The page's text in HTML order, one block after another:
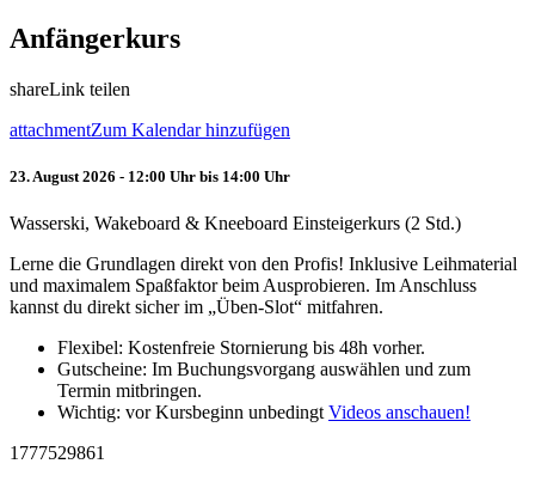
Anfängerkurs
shareLink teilen
attachmentZum Kalendar hinzufügen
23. August 2026 - 12:00 Uhr bis 14:00 Uhr
Wasserski, Wakeboard & Kneeboard Einsteigerkurs (2 Std.)
Lerne die Grundlagen direkt von den Profis! Inklusive Leihmaterial
und maximalem Spaßfaktor beim Ausprobieren. Im Anschluss
kannst du direkt sicher im „Üben-Slot“ mitfahren.
Flexibel: Kostenfreie Stornierung bis 48h vorher.
Gutscheine: Im Buchungsvorgang auswählen und zum
Termin mitbringen.
Wichtig: vor Kursbeginn unbedingt Videos anschauen!
1777529861